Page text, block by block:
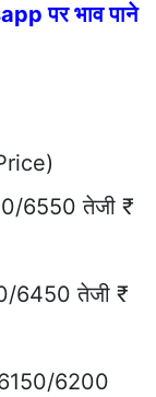
पर भाव पाने
6550 तेजी ₹
6450 तेजी ₹
6150/6200